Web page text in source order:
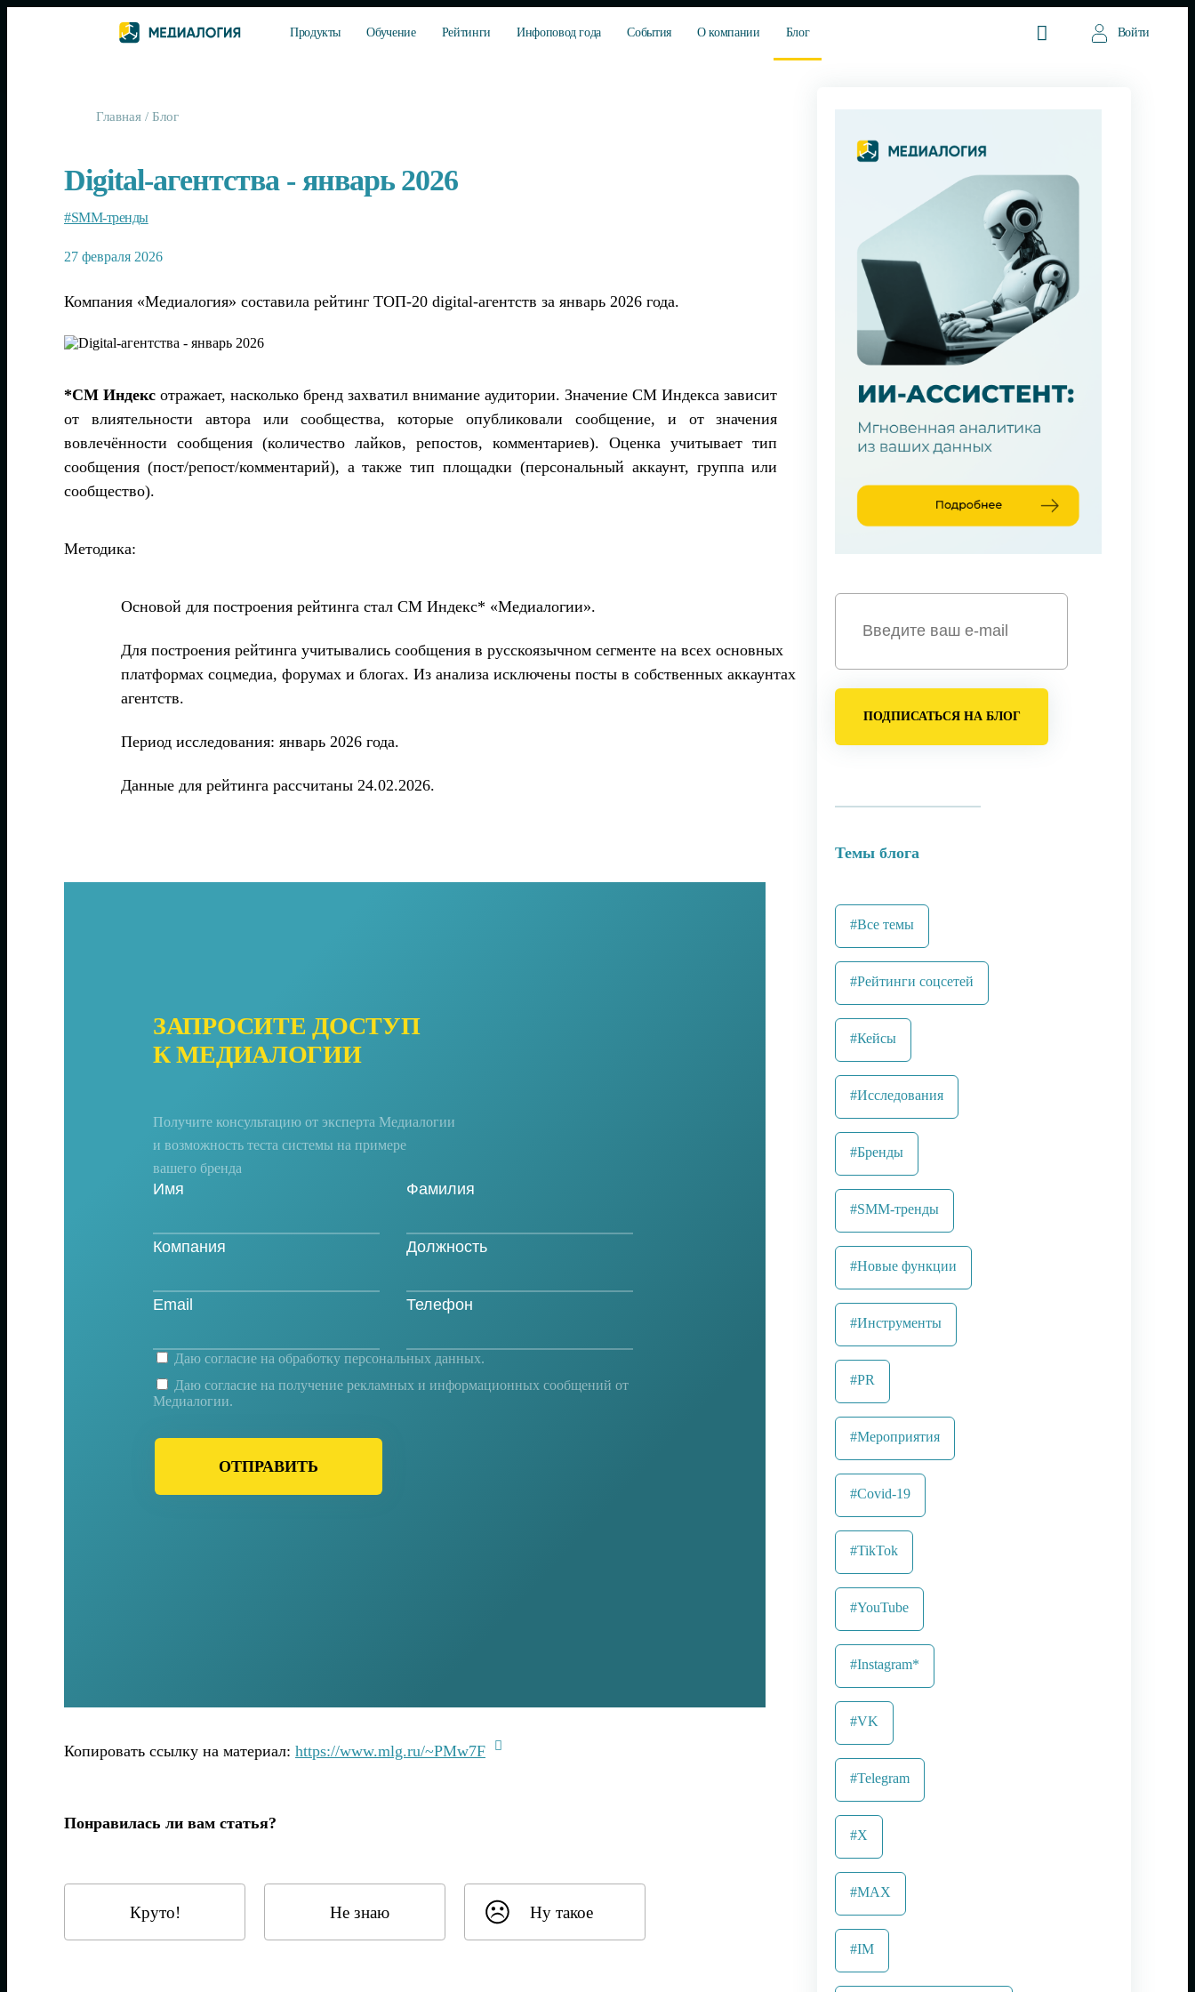
Продукты Обучение Рейтинги Инфоповод года События О компании Блог Войти
Главная / Блог
Digital-агентства - январь 2026
#SMM-тренды
27 февраля 2026
Компания «Медиалогия» составила рейтинг ТОП-20 digital-агентств за январь 2026 года.
*СМ Индекс отражает, насколько бренд захватил внимание аудитории. Значение СМ Индекса зависит
от влиятельности автора или сообщества, которые опубликовали сообщение, и от значения
вовлечённости сообщения (количество лайков, репостов, комментариев). Оценка учитывает тип
сообщения (пост/репост/комментарий), а также тип площадки (персональный аккаунт, группа или
сообщество).
Методика:
Основой для построения рейтинга стал СМ Индекс* «Медиалогии».
Для построения рейтинга учитывались сообщения в русскоязычном сегменте на всех основных
платформах соцмедиа, форумах и блогах. Из анализа исключены посты в собственных аккаунтах
агентств.
Период исследования: январь 2026 года.
Данные для рейтинга рассчитаны 24.02.2026.
ЗАПРОСИТЕ ДОСТУП
К МЕДИАЛОГИИ
Получите консультацию от эксперта Медиалогии
и возможность теста системы на примере
вашего бренда
ОТПРАВИТЬ
Даю согласие на обработку персональных данных.
Даю согласие на получение рекламных и информационных сообщений от
Медиалогии.
Копировать ссылку на материал: https://www.mlg.ru/~PMw7F
Понравилась ли вам статья?
Круто! Не знаю Ну такое
ПОДПИСАТЬСЯ НА БЛОГ
Темы блога
#Все темы
#Рейтинги соцсетей
#Кейсы
#Исследования
#Бренды
#SMM-тренды
#Новые функции
#Инструменты
#PR
#Мероприятия
#Covid-19
#TikTok
#YouTube
#Instagram*
#VK
#Telegram
#X
#MAX
#IM